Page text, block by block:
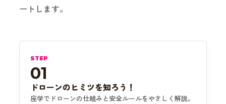
ートします。
STEP
01
ドローンのヒミツを知ろう！
座学でドローンの仕組みと安全ルールをやさしく解説。